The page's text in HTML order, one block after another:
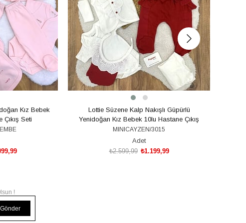
Kız Bebek
Seti
Lottie Süzene Kalp Nakışlı Güpürlü
Yenidoğan Kız Bebek 10lu Hastane Çıkış
Seti
MINICAYZEN/3015
Adet
₺1.199,99
₺2.599,99
!
Gönder